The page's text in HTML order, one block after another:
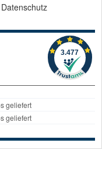
Datenschutz